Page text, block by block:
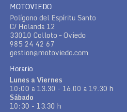
MOTOVIEDO
Polígono del Espíritu Santo
C/ Holanda 12
33010 Colloto – Oviedo
985 24 42 67
gestion@motoviedo.com
Horario
Lunes a Viernes
10:00 a 13.30 - 16.00 a 19.30 h
Sábado
10:30 - 13.30 h